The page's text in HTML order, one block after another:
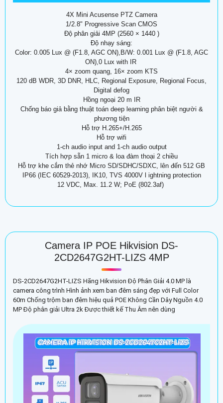
4X Mini Acusense PTZ Camera
1/2.8" Progressive Scan CMOS
Độ phân giải 4MP (2560 × 1440 )
Độ nhạy sáng:
Color: 0.005 Lux @ (F1.8, AGC ON),B/W: 0.001 Lux @ (F1.8, AGC
ON),0 Lux with IR
4× zoom quang, 16× zoom KTS
120 dB WDR, 3D DNR, HLC, Regional Exposure, Regional Focus,
Digital defog
Hồng ngoại 20 m IR
Chống báo giả bằng thuật toán deep learning phân biệt người &
phương tiện
Hỗ trợ H.265+/H.265
Hỗ trợ wifi
1-ch audio input and 1-ch audio output
Tích hợp sẵn 1 micro & loa đàm thoại 2 chiều
Hỗ trợ khe cắm thẻ nhớ Micro SD/SDHC/SDXC, lên đến 512 GB
IP66 (IEC 60529-2013), IK10, TVS 4000V l ightning protection
12 VDC, Max. 11.2 W; PoE (802.3af)
Camera IP POE Hikvision DS-
2CD2647G2HT-LIZS 4MP
DS-2CD2647G2HT-LIZS Hãng Hikvision Độ Phân Giải 4.0 MP là
camera công trình Hình ảnh xem ban đêm sáng đẹp với Full Color
60m Chống trộm ban đêm hiệu quả POE Không Cần Dây Nguồn 4.0
MP Độ phân giải Ultra 2k Được thiết kế Thu Âm nên dùng